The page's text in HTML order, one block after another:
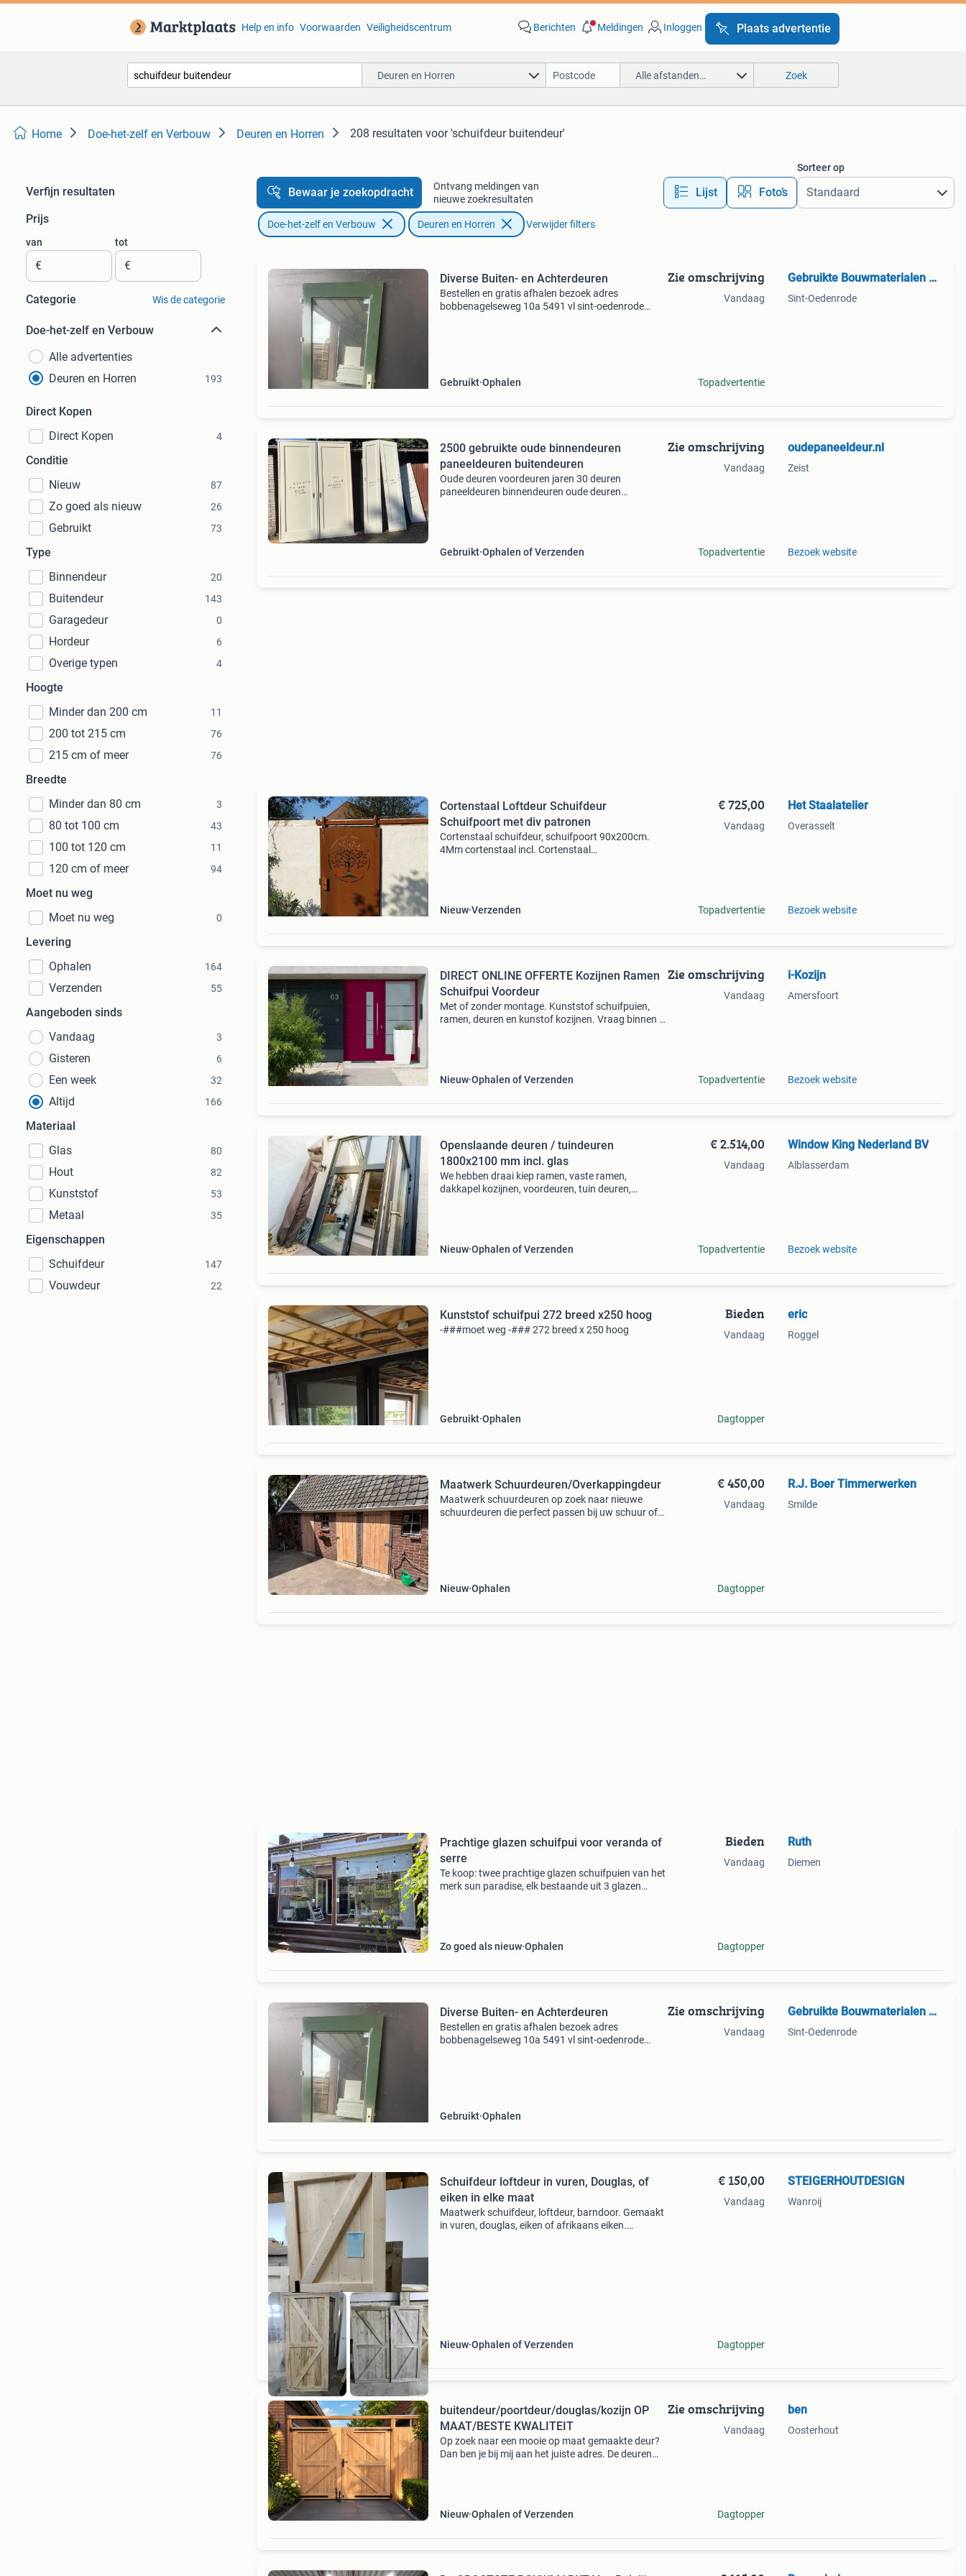
Help en info Voorwaarden Veiligheidscentrum Berichten Meldingen Inloggen Plaats advertentie
Deuren en Horren Alle afstanden… Zoek
Home Doe-het-zelf en Verbouw Deuren en Horren 208 resultaten voor 'schuifdeur buitendeur'
Verfijn resultaten
Prijs
van
€
tot
€
Categorie Wis de categorie
Doe-het-zelf en Verbouw
Alle advertenties
Deuren en Horren
193
Direct Kopen
Direct Kopen
4
Conditie
Nieuw
87
Zo goed als nieuw 26
Gebruikt 73
Type
Binnendeur
20
Buitendeur 143
Garagedeur 0
Hordeur 6
Overige typen 4
Hoogte
Minder dan 200 cm
11
200 tot 215 cm 76
215 cm of meer 76
Breedte
Minder dan 80 cm
3
80 tot 100 cm 43
100 tot 120 cm 11
120 cm of meer 94
Moet nu weg
Moet nu weg
0
Levering
Ophalen
164
Verzenden 55
Aangeboden sinds
Vandaag
3
Gisteren 6
Een week 32
Altijd 166
Materiaal
Glas
80
Hout 82
Kunststof 53
Metaal 35
Eigenschappen
Schuifdeur
147
Vouwdeur 22
Bewaar je zoekopdracht
Ontvang meldingen van
nieuwe zoekresultaten
Lijst Foto’s
Sorteer op
Doe-het-zelf en Verbouw Deuren en Horren Verwijder filters
Diverse Buiten- en Achterdeuren
Bestellen en gratis afhalen bezoek adres
bobbenagelseweg 10a 5491 vl sint-oedenrode
Gebruikt Ophalen
Zie omschrijving
Vandaag
Topadvertentie
Gebruikte Bouwmaterialen B.V.
Sint-Oedenrode
2500 gebruikte oude binnendeuren
paneeldeuren buitendeuren
Oude deuren voordeuren jaren 30 deuren
paneeldeuren binnendeuren oude deuren
Gebruikt Ophalen of Verzenden
Zie omschrijving
Vandaag
Topadvertentie
oudepaneeldeur.nl
Zeist
Bezoek website
Cortenstaal Loftdeur Schuifdeur
Schuifpoort met div patronen
Cortenstaal schuifdeur, schuifpoort 90x200cm.
4Mm cortenstaal incl. Cortenstaal
Nieuw Verzenden
€ 725,00
Vandaag
Topadvertentie
Het Staalatelier
Overasselt
Bezoek website
DIRECT ONLINE OFFERTE Kozijnen Ramen
Schuifpui Voordeur
Met of zonder montage. Kunststof schuifpuien,
ramen, deuren en kunstof kozijnen. Vraag binnen 2
Nieuw Ophalen of Verzenden
Zie omschrijving
Vandaag
Topadvertentie
i-Kozijn
Amersfoort
Bezoek website
Openslaande deuren / tuindeuren
1800x2100 mm incl. glas
We hebben draai kiep ramen, vaste ramen,
dakkapel kozijnen, voordeuren, tuin deuren,
Nieuw Ophalen of Verzenden
€ 2.514,00
Vandaag
Topadvertentie
Window King Nederland BV
Alblasserdam
Bezoek website
Kunststof schuifpui 272 breed x250 hoog
-###moet weg -### 272 breed x 250 hoog
Gebruikt Ophalen
Bieden
Vandaag
Dagtopper
eric
Roggel
Maatwerk Schuurdeuren/Overkappingdeur
Maatwerk schuurdeuren op zoek naar nieuwe
schuurdeuren die perfect passen bij uw schuur of
Nieuw Ophalen
€ 450,00
Vandaag
Dagtopper
R.J. Boer Timmerwerken
Smilde
Prachtige glazen schuifpui voor veranda of
serre
Te koop: twee prachtige glazen schuifpuien van het
merk sun paradise, elk bestaande uit 3 glazen
Zo goed als nieuw Ophalen
Bieden
Vandaag
Dagtopper
Ruth
Diemen
Diverse Buiten- en Achterdeuren
Bestellen en gratis afhalen bezoek adres
bobbenagelseweg 10a 5491 vl sint-oedenrode
Gebruikt Ophalen
Zie omschrijving
Vandaag
Gebruikte Bouwmaterialen B.V.
Sint-Oedenrode
Schuifdeur loftdeur in vuren, Douglas, of
eiken in elke maat
Maatwerk schuifdeur, loftdeur, barndoor. Gemaakt
in vuren, douglas, eiken of afrikaans eiken.
Nieuw Ophalen of Verzenden
€ 150,00
Vandaag
Dagtopper
STEIGERHOUTDESIGN
Wanroij
buitendeur/poortdeur/douglas/kozijn OP
MAAT/BESTE KWALITEIT
Op zoek naar een mooie op maat gemaakte deur?
Dan ben je bij mij aan het juiste adres. De deuren
Nieuw Ophalen of Verzenden
Zie omschrijving
Vandaag
Dagtopper
ben
Oosterhout